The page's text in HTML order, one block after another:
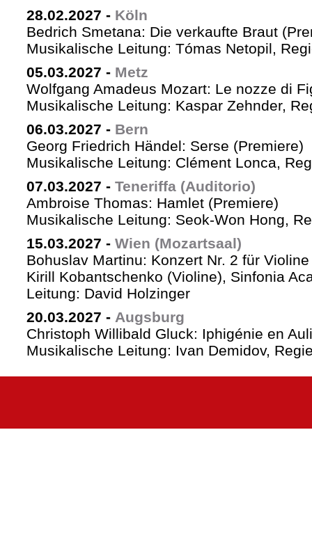
28.02.2027 - Köln
Bedrich Smetana: Die verkaufte Braut
Musikalische Leitung: Tómas Netopil,
05.03.2027 - Metz
Wolfgang Amadeus Mozart: Le nozze di
Musikalische Leitung: Kaspar Zehnder,
06.03.2027 - Bern
Georg Friedrich Händel: Serse (Premiere)
Musikalische Leitung: Clément Lonca,
07.03.2027 - Teneriffa (Auditorio)
Ambroise Thomas: Hamlet (Premiere)
Musikalische Leitung: Seok-Won Hong,
15.03.2027 - Wien (Mozartsaal)
Bohuslav Martinu: Konzert Nr. 2 für
Kirill Kobantschenko (Violine), Sinfonia
Leitung: David Holzinger
20.03.2027 - Augsburg
Christoph Willibald Gluck: Iphigénie en
Musikalische Leitung: Ivan Demidov,